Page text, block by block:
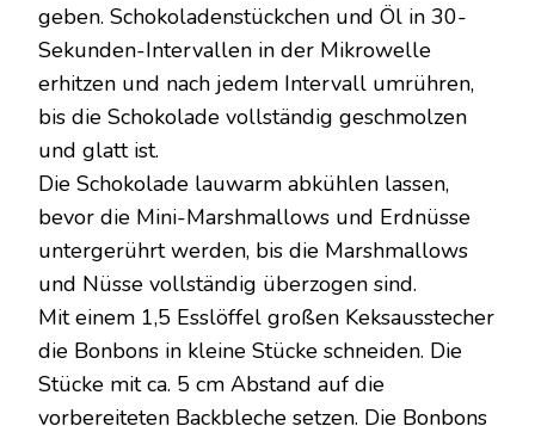
geben. Schokoladenstückchen und Öl in 30-
Sekunden-Intervallen in der Mikrowelle
erhitzen und nach jedem Intervall umrühren,
bis die Schokolade vollständig geschmolzen
und glatt ist.
Die Schokolade lauwarm abkühlen lassen,
bevor die Mini-Marshmallows und Erdnüsse
untergerührt werden, bis die Marshmallows
und Nüsse vollständig überzogen sind.
Mit einem 1,5 Esslöffel großen Keksausstecher
die Bonbons in kleine Stücke schneiden. Die
Stücke mit ca. 5 cm Abstand auf die
vorbereiteten Backbleche setzen. Die Bonbons